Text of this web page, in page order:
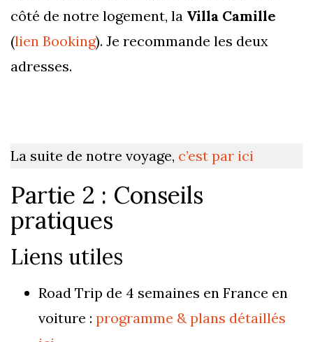
côté de notre logement, la Villa Camille
(lien Booking). Je recommande les deux
adresses.
La suite de notre voyage, c’est par ici
Partie 2 : Conseils
pratiques
Liens utiles
Road Trip de 4 semaines en France en
voiture : programme & plans détaillés